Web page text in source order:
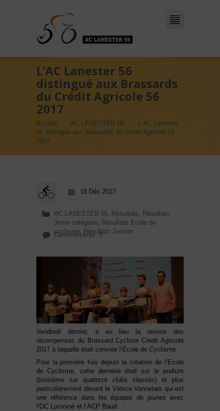
L’AC Lanester 56
distingué aux Brassards
du Crédit Agricole 56
2017
Accueil AC LANESTER 56
L’AC Lanester
56 distingué aux Brassards du Crédit Agricole 56
2017
18 Déc 2017
AC LANESTER 56, Résultats, Résultats
3eme catégorie, Résultats Ecole de
cyclisme, Résultats Juniors
Commentaires: 0
Vendredi dernier, a eu lieu la remise des
récompenses du Brassard Cycliste Crédit Agricole
2017 à laquelle était conviée l’Ecole de Cyclisme.
Pour la première fois depuis la création de l’Ecole
de Cyclisme, cette dernière était sur le podium
(troisième sur quatorze clubs classés) et plus
particulièrement devant le Véloce Vannetais qui est
une référence dans les équipes de jeunes avec
l’OC Locminé et l’ACP Baud.